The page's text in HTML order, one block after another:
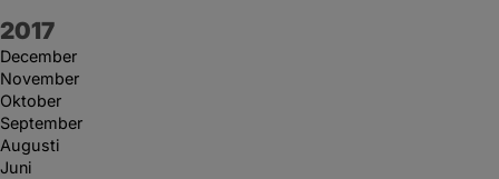
År:
2017
December
November
Oktober
September
Augusti
Juni